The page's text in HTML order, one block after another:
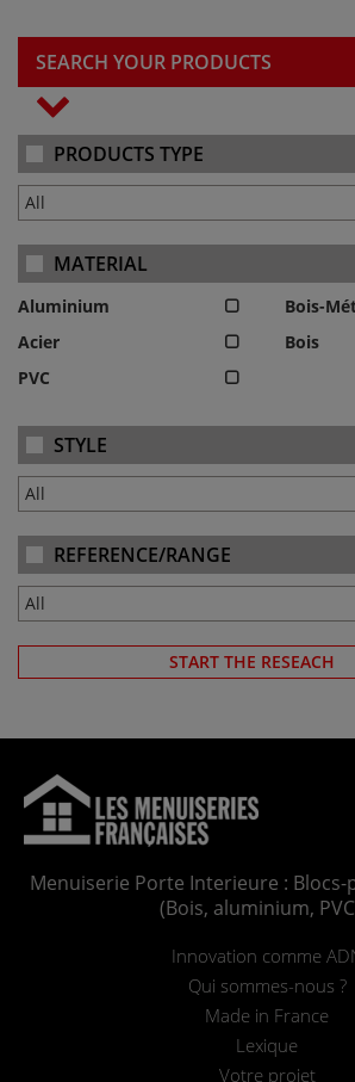
SEARCH YOUR PRODUCTS
PRODUCTS TYPE
MATERIAL
Aluminium
Bois-
Acier
Bois
PVC
STYLE
REFERENCE/RANGE
START THE RESEACH
Menuiserie Porte Interieure :
(Bois, aluminium,
Innovation comme
Qui sommes-nous ?
Made in France
Lexique
Votre projet